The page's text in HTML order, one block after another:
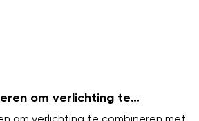
om verlichting te